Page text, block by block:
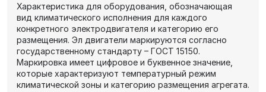
Характеристика для оборудования, обозначающая
вид климатического исполнения для каждого
конкретного электродвигателя и категорию его
размещения. Эл двигатели маркируются согласно
государственному стандарту – ГОСТ 15150.
Маркировка имеет цифровое и буквенное значение,
которые характеризуют температурный режим
климатической зоны и категорию размещения агрегата.